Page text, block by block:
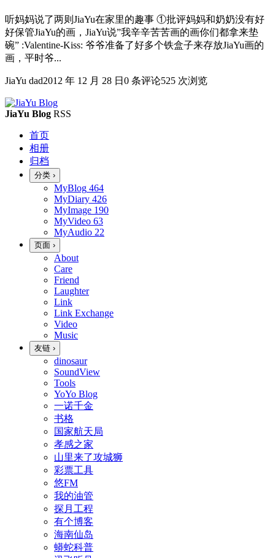
听妈妈说了两则JiaYu在家里的趣事 ①批评妈妈和奶奶没有好
好保管JiaYu的画，JiaYu说”我辛辛苦苦画的画你们都拿来垫
碗” :Valentine-Kiss: 爷爷准备了好多个铁盒子来存放JiaYu画的
画，平时爷...
JiaYu dad2012 年 12 月 28 日 0 条评论525 次浏览
JiaYu Blog RSS
首页
相册
归档
分类 ›
MyBlog 464
MyDiary 426
MyImage 190
MyVideo 63
MyAudio 22
页面 ›
About
Care
Friend
Laughter
Link
Link Exchange
Video
Music
友链 ›
dinosaur
SoundView
Tools
YoYo Blog
一诺千金
书格
国家航天局
孝感之家
山里来了攻城狮
彩票工具
悠FM
我的油管
探月工程
有个博客
海南仙岛
蟒蛇科普